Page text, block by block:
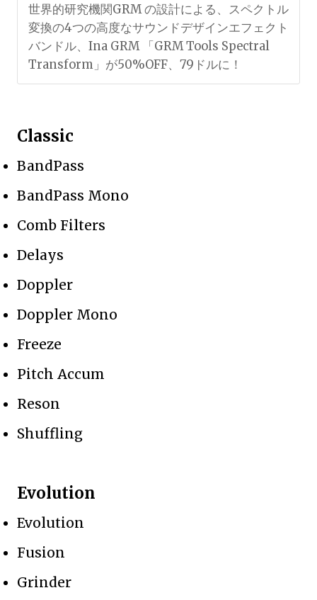
世界的研究機関GRM の設計による、スペクトル
変換の4つの高度なサウンドデザインエフェクト
バンドル、Ina GRM 「GRM Tools Spectral
Transform」が50%OFF、79ドルに！
Classic
BandPass
BandPass Mono
Comb Filters
Delays
Doppler
Doppler Mono
Freeze
Pitch Accum
Reson
Shuffling
Evolution
Evolution
Fusion
Grinder